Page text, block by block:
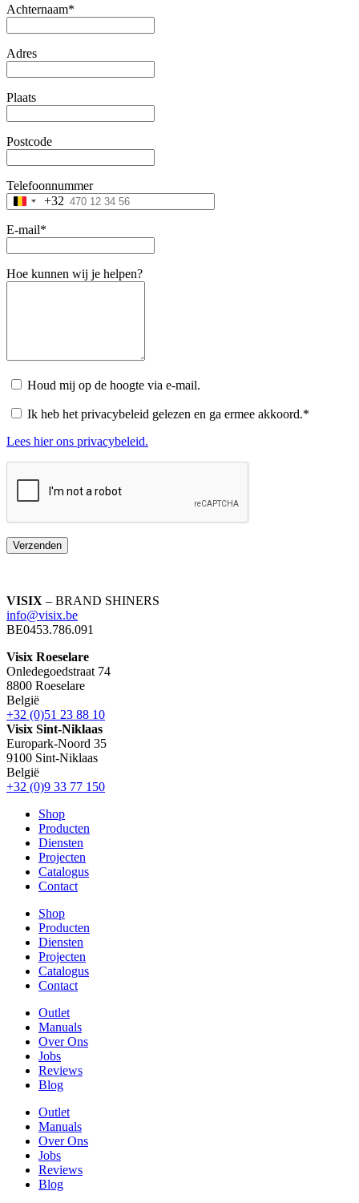
Achternaam*
Adres
Plaats
Postcode
Telefoonnummer
Belgium
+32
E-mail*
Hoe kunnen wij je helpen?
Houd mij op de hoogte via e-mail.
Ik heb het privacybeleid gelezen en ga ermee akkoord.*
Lees hier ons privacybeleid.
Verzenden
VISIX – BRAND SHINERS
info@visix.be
BE0453.786.091
Visix Roeselare
Onledegoedstraat 74
8800 Roeselare
België
+32 (0)51 23 88 10
Visix Sint-Niklaas
Europark-Noord 35
9100 Sint-Niklaas
België
+32 (0)9 33 77 150
Shop
Producten
Diensten
Projecten
Catalogus
Contact
Shop
Producten
Diensten
Projecten
Catalogus
Contact
Outlet
Manuals
Over Ons
Jobs
Reviews
Blog
Outlet
Manuals
Over Ons
Jobs
Reviews
Blog